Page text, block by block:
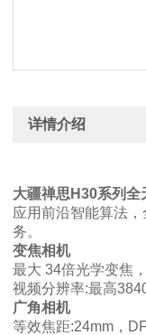
详情介绍
大疆禅思H30系列
应用前沿智能算法
务。
变焦相机
最大 34倍光学变焦
视频分辨率:最高
广角相机
等效焦距:24mm，